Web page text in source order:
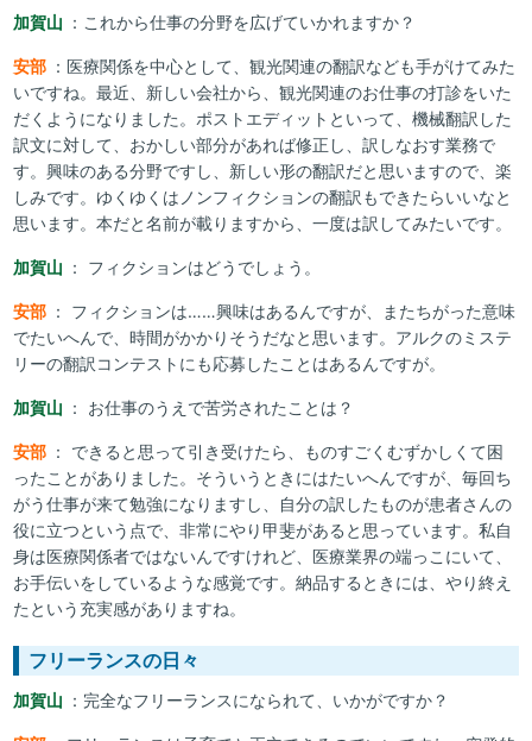
加賀山 ：これから仕事の分野を広げていかれますか？
安部 ：医療関係を中心として、観光関連の翻訳なども手がけてみた
いですね。最近、新しい会社から、観光関連のお仕事の打診をいた
だくようになりました。ポストエディットといって、機械翻訳した
訳文に対して、おかしい部分があれば修正し、訳しなおす業務で
す。興味のある分野ですし、新しい形の翻訳だと思いますので、楽
しみです。ゆくゆくはノンフィクションの翻訳もできたらいいなと
思います。本だと名前が載りますから、一度は訳してみたいです。
加賀山 ： フィクションはどうでしょう。
安部 ： フィクションは……興味はあるんですが、またちがった意味
でたいへんで、時間がかかりそうだなと思います。アルクのミステ
リーの翻訳コンテストにも応募したことはあるんですが。
加賀山 ： お仕事のうえで苦労されたことは？
安部 ： できると思って引き受けたら、ものすごくむずかしくて困
ったことがありました。そういうときにはたいへんですが、毎回ち
がう仕事が来て勉強になりますし、自分の訳したものが患者さんの
役に立つという点で、非常にやり甲斐があると思っています。私自
身は医療関係者ではないんですけれど、医療業界の端っこにいて、
お手伝いをしているような感覚です。納品するときには、やり終え
たという充実感がありますね。
フリーランスの日々
加賀山 ：完全なフリーランスになられて、いかがですか？